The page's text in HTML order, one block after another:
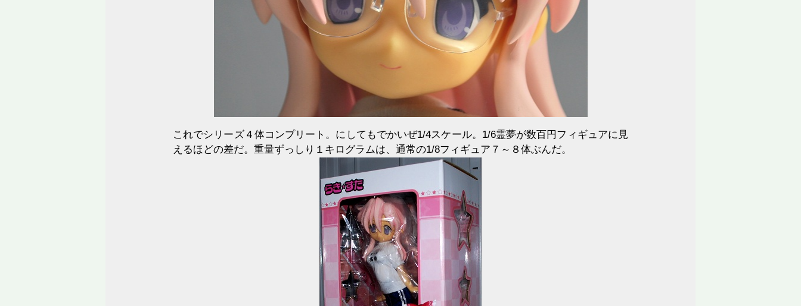
これでシリーズ４体コンプリート。にしてもでかいぜ1/4スケール。1/6霊夢が数百円フィギュアに見
えるほどの差だ。重量ずっしり１キログラムは、通常の1/8フィギュア７～８体ぶんだ。